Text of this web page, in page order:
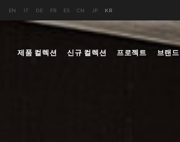
EN IT DE FR ES CN JP KR
제품 컬렉션 신규 컬렉션 프로젝트 브랜